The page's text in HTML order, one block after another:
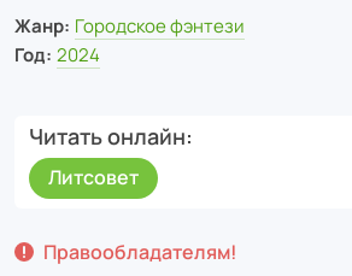
Жанр: Городское фэнтези
Год: 2024
Читать онлайн
Литсовет
Правообладателям!